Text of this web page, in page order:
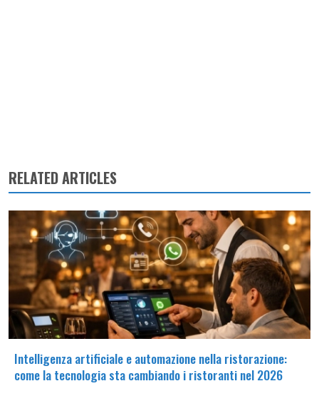
RELATED ARTICLES
Intelligenza artificiale e automazione nella ristorazione:
come la tecnologia sta cambiando i ristoranti nel 2026